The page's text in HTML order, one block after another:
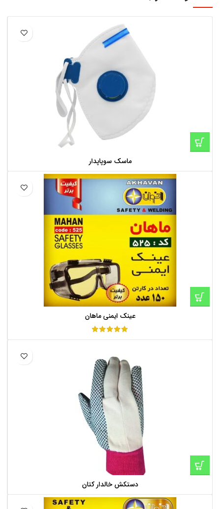
ماسک سوپاپدار
عینک ایمنی ماهان
دستکش خالدار کتان